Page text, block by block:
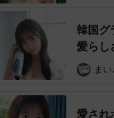
韓国グ
愛らし
ま
愛され